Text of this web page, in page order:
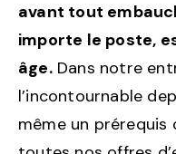
avant tout
importe le poste,
âge.Dans notre
l’incontournable
même un prérequis